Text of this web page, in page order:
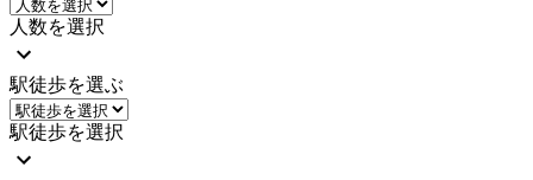
人数を選択
駅徒歩を選ぶ
駅徒歩を選択